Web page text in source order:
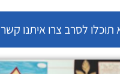
לסרב צרו איתנו קשר